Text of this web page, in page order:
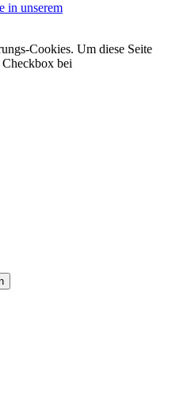
in unserem
Cookies. Um diese Seite
Checkbox bei